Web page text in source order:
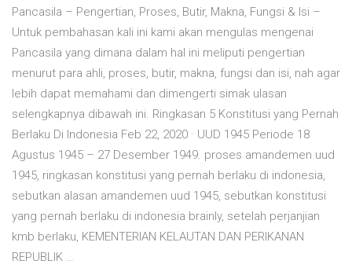
Pancasila – Pengertian, Proses, Butir, Makna, Fungsi & Isi –
Untuk pembahasan kali ini kami akan mengulas mengenai
Pancasila yang dimana dalam hal ini meliputi pengertian
menurut para ahli, proses, butir, makna, fungsi dan isi, nah agar
lebih dapat memahami dan dimengerti simak ulasan
selengkapnya dibawah ini. Ringkasan 5 Konstitusi yang Pernah
Berlaku Di Indonesia Feb 22, 2020 · UUD 1945 Periode 18
Agustus 1945 – 27 Desember 1949. proses amandemen uud
1945, ringkasan konstitusi yang pernah berlaku di indonesia,
sebutkan alasan amandemen uud 1945, sebutkan konstitusi
yang pernah berlaku di indonesia brainly, setelah perjanjian
kmb berlaku, KEMENTERIAN KELAUTAN DAN PERIKANAN
REPUBLIK …